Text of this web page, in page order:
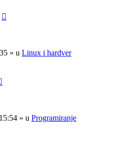
» u Linux i hardver
» u Programiranje